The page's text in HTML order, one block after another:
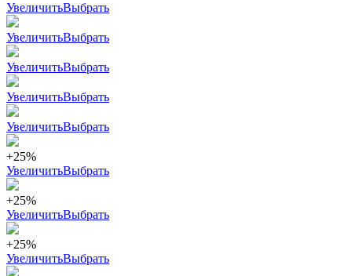
УвеличитьВыбрать
УвеличитьВыбрать
УвеличитьВыбрать
УвеличитьВыбрать
УвеличитьВыбрать
+25%
УвеличитьВыбрать
+25%
УвеличитьВыбрать
+25%
УвеличитьВыбрать